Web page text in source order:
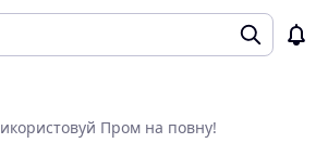
Пром на повну!